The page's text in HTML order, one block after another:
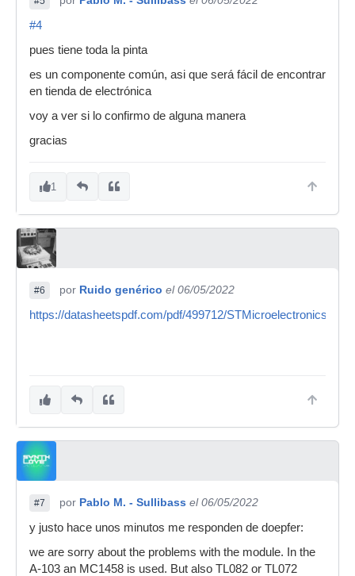
#4
pues tiene toda la pinta
es un componente común, asi que será fácil de encontrar
en tienda de electrónica
voy a ver si lo confirmo de alguna manera
gracias
1
#6 por Ruido genérico el 06/05/2022
https://datasheetspdf.com/pdf/499712/STMicroelectronics/
#7 por Pablo M. - Sullibass el 06/05/2022
y justo hace unos minutos me responden de doepfer:
we are sorry about the problems with the module. In the
A-103 an MC1458 is used. But also TL082 or TL072